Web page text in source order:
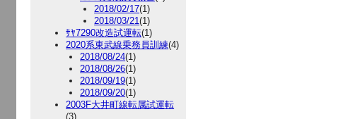
2018/02/17(1)
2018/03/21(1)
ｻﾔ7290改造試運転(1)
2020系東武線乗務員訓練(4)
2018/08/24(1)
2018/08/26(1)
2018/09/19(1)
2018/09/20(1)
2003F大井町線転属試運転
(3)